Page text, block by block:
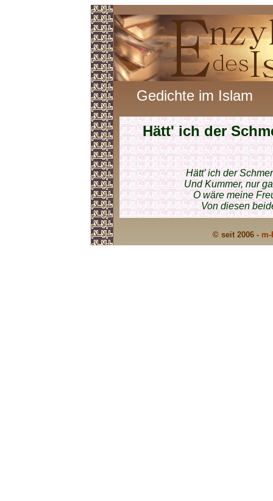
Gedichte im Islam
Hätt' ich der
Hätt’ ich der
Und Kummer, nur
O wäre meine
Von diesen
© seit 2006 -